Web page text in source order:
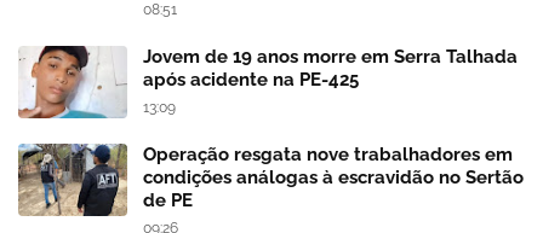
08:51
Jovem de 19 anos morre em Serra Talhada
após acidente na PE-425
13:09
Operação resgata nove trabalhadores em
condições análogas à escravidão no Sertão
de PE
09:26